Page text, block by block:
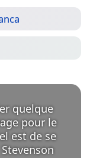
quelque
pour le
est de se